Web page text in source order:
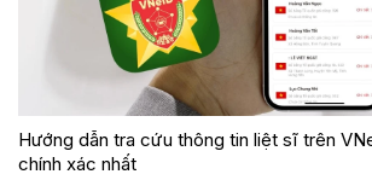
Hướng dẫn tra cứu thông tin liệt sĩ trên
chính xác nhất